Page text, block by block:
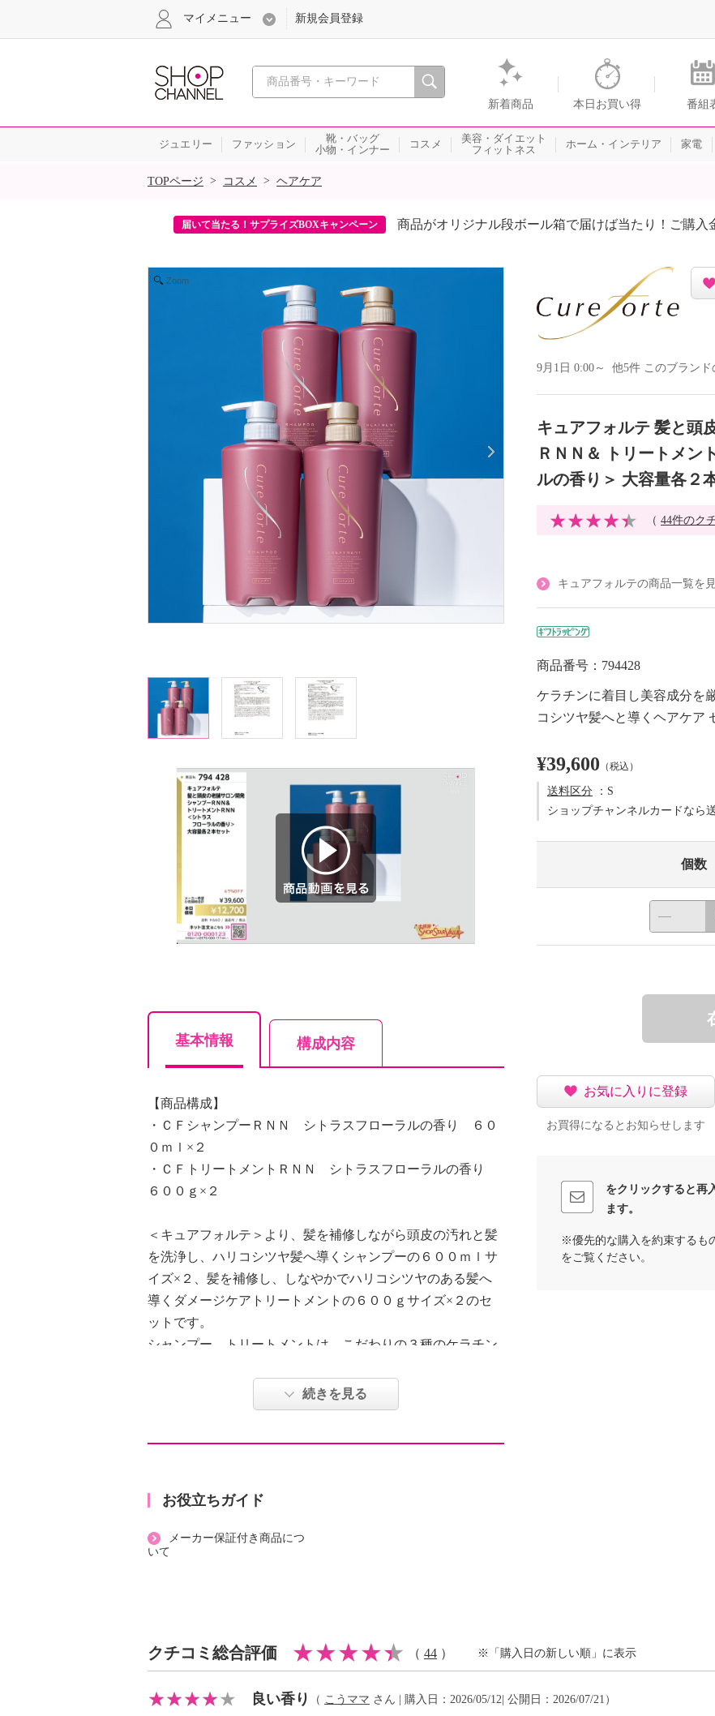
心おどる、瞬間を。通販・テレビショッピングのショップチャンネル
新着商品 本日お買い得 番組
マイメニュー 新規会員登録
ジュエリー ファッション
靴・バッグ
小物・インナー
コスメ
美容・ダイエット
フィットネス
ホーム・インテリア 家電
SALE
TOPページ > コスメ > ヘアケア
届いて当たる！サプライズBOXキャンペーン 商品がオリジナル段ボール箱で届けば当たり！ご購入
Zoom
基本情報 構成内容
【商品構成】
・ＣＦシャンプーＲＮＮ シトラスフローラルの香り ６０
０ｍｌ×２
・ＣＦトリートメントＲＮＮ シトラスフローラルの香り
６００ｇ×２
＜キュアフォルテ＞より、髪を補修しながら頭皮の汚れと髪
を洗浄し、ハリコシツヤ髪へ導くシャンプーの６００ｍｌサ
イズ×２、髪を補修し、しなやかでハリコシツヤのある髪へ
導くダメージケアトリートメントの６００ｇサイズ×２のセ
ットです。
シャンプー、トリートメントは、こだわりの３種のケラチン
ケラチン（羊毛））、キューティクルケラチン（加水分解ウ
ールキューティクルタンパク）、ケラチノシスチン（ケラチ
かな香りを一つにしたフレッシュで清涼感のあるシトラスフ
大人っぽさ、高級感を表現するため、香りの奥深さを追求し
り、アンバー、ムスクなどのニュアンスのある香りがアクセ
ントになった複雑で深みのある香り。
【シャンプーＲＮＮ・６００ｍｌサイズ】
続きを見る
お役立ちガイド
メーカー保証付き商品につ
いて
9月1日 0:00～ 他5件 このブラン
キュアフォルテ 髪と頭
ＲＮＮ＆ トリートメ
ルの香り＞ 大容量各２
（ 44件のク
キュアフォルテの商品一覧を
商品番号：794428
ケラチンに着目し美容成分を
コシツヤ髪へと導くヘアケア
¥39,600 （税込）
送料区分 ：S
ショップチャンネルカードなら
個数
お気に入りに登録
お買得になるとお知らせします
をクリックすると再
ます。
※優先的な購入を約束するも
をご覧ください。
クチコミ総合評価 （ 44 ） ※「購入日の新しい順」に表示
良い香り （ こうママ さん | 購入日：2026/05/12| 公開日：2026/07/21）